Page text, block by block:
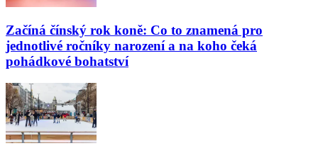
Začíná čínský rok koně: Co to znamená pro
jednotlivé ročníky narození a na koho čeká
pohádkové bohatství